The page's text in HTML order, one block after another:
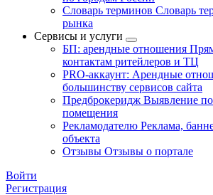
Словарь терминов Словарь
рынка
Сервисы и услуги
БП: арендные отношения
контактам ритейлеров и ТЦ
PRO-аккаунт: Арендные
большинству сервисов сайта
Предброкеридж Выявление
помещения
Рекламодателю Реклама,
объекта
Отзывы Отзывы о портале
Войти
Регистрация